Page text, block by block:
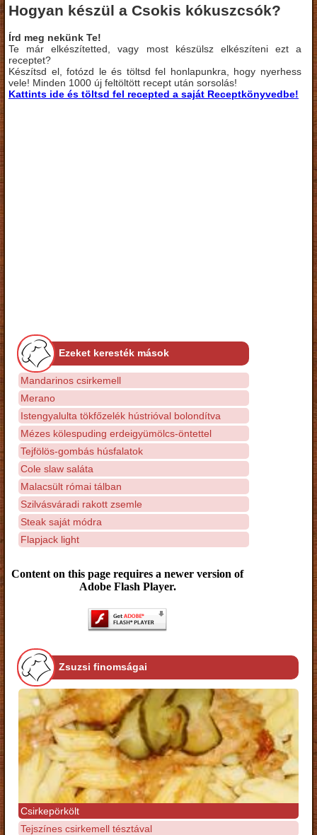
Hogyan készül a Csokis kókuszcsók?
Írd meg nekünk Te!
Te már elkészítetted, vagy most készülsz elkészíteni ezt a
receptet?
Készítsd el, fotózd le és töltsd fel honlapunkra, hogy nyerhess
vele! Minden 1000 új feltöltött recept után sorsolás!
Kattints ide és töltsd fel recepted a saját Receptkönyvedbe!
Ezeket keresték mások
Mandarinos csirkemell
Merano
Istengyalulta tökfőzelék hústrióval bolondítva
Mézes kölespuding erdeigyümölcs-öntettel
Tejfölös-gombás húsfalatok
Cole slaw saláta
Malacsült római tálban
Szilvásváradi rakott zsemle
Steak saját módra
Flapjack light
Content on this page requires a newer version of
Adobe Flash Player.
Zsuzsi finomságai
Csirkepörkölt
Tejszínes csirkemell tésztával